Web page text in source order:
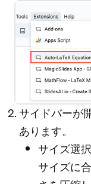
サイドバーが
あります。
サイズ選択
サイズに